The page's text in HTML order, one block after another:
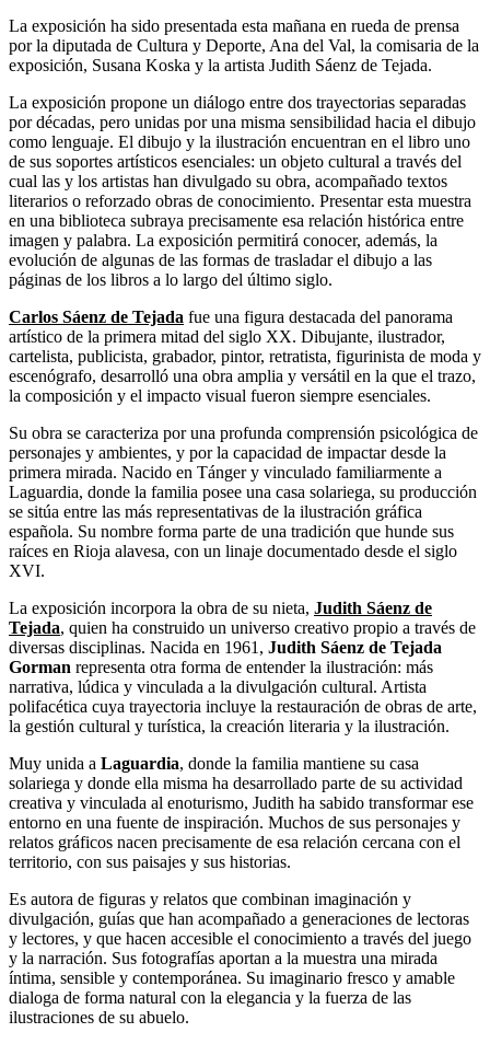
La exposición ha sido presentada esta mañana en rueda de prensa
por la diputada de Cultura y Deporte, Ana del Val, la comisaria de la
exposición, Susana Koska y la artista Judith Sáenz de Tejada.
La exposición propone un diálogo entre dos trayectorias separadas
por décadas, pero unidas por una misma sensibilidad hacia el dibujo
como lenguaje. El dibujo y la ilustración encuentran en el libro uno
de sus soportes artísticos esenciales: un objeto cultural a través del
cual las y los artistas han divulgado su obra, acompañado textos
literarios o reforzado obras de conocimiento. Presentar esta muestra
en una biblioteca subraya precisamente esa relación histórica entre
imagen y palabra. La exposición permitirá conocer, además, la
evolución de algunas de las formas de trasladar el dibujo a las
páginas de los libros a lo largo del último siglo.
Carlos Sáenz de Tejada fue una figura destacada del panorama
artístico de la primera mitad del siglo XX. Dibujante, ilustrador,
cartelista, publicista, grabador, pintor, retratista, figurinista de moda y
escenógrafo, desarrolló una obra amplia y versátil en la que el trazo,
la composición y el impacto visual fueron siempre esenciales.
Su obra se caracteriza por una profunda comprensión psicológica de
personajes y ambientes, y por la capacidad de impactar desde la
primera mirada. Nacido en Tánger y vinculado familiarmente a
Laguardia, donde la familia posee una casa solariega, su producción
se sitúa entre las más representativas de la ilustración gráfica
española. Su nombre forma parte de una tradición que hunde sus
raíces en Rioja alavesa, con un linaje documentado desde el siglo
XVI.
La exposición incorpora la obra de su nieta, Judith Sáenz de
Tejada, quien ha construido un universo creativo propio a través de
diversas disciplinas. Nacida en 1961, Judith Sáenz de Tejada
Gorman representa otra forma de entender la ilustración: más
narrativa, lúdica y vinculada a la divulgación cultural. Artista
polifacética cuya trayectoria incluye la restauración de obras de arte,
la gestión cultural y turística, la creación literaria y la ilustración.
Muy unida a Laguardia, donde la familia mantiene su casa
solariega y donde ella misma ha desarrollado parte de su actividad
creativa y vinculada al enoturismo, Judith ha sabido transformar ese
entorno en una fuente de inspiración. Muchos de sus personajes y
relatos gráficos nacen precisamente de esa relación cercana con el
territorio, con sus paisajes y sus historias.
Es autora de figuras y relatos que combinan imaginación y
divulgación, guías que han acompañado a generaciones de lectoras
y lectores, y que hacen accesible el conocimiento a través del juego
y la narración. Sus fotografías aportan a la muestra una mirada
íntima, sensible y contemporánea. Su imaginario fresco y amable
dialoga de forma natural con la elegancia y la fuerza de las
ilustraciones de su abuelo.